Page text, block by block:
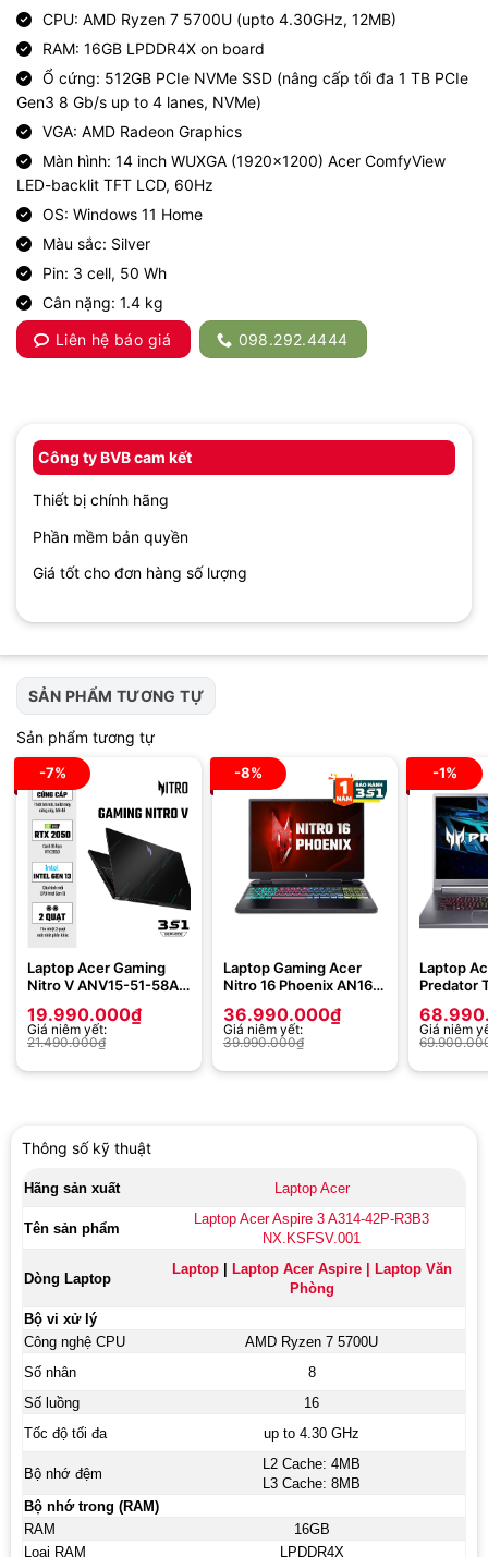
CPU: AMD Ryzen 7 5700U (upto 4.30GHz, 12MB)
RAM: 16GB LPDDR4X on board
Ổ cứng: 512GB PCIe NVMe SSD (nâng cấp tối đa 1 TB PCIe
Gen3 8 Gb/s up to 4 lanes, NVMe)
VGA: AMD Radeon Graphics
Màn hình: 14 inch WUXGA (1920×1200) Acer ComfyView
LED-backlit TFT LCD, 60Hz
OS: Windows 11 Home
Màu sắc: Silver
Pin: 3 cell, 50 Wh
Cân nặng: 1.4 kg
Liên hệ báo giá
098.292.4444
Công ty BVB cam kết
Thiết bị chính hãng
Phần mềm bản quyền
Giá tốt cho đơn hàng số lượng
SẢN PHẨM TƯƠNG TỰ
Sản phẩm tương tự
-7%
Laptop Acer Gaming
Nitro V ANV15-51-58AN
Core i5-13420H | 8GB |
512GB | RTX 2050 4GB
GDDR6 | 15.6 inch FHD |
Win 11 | Obsidian Black)
19.990.000₫
Giá niêm yết:
21.490.000₫
-8%
Laptop Gaming Acer
Nitro 16 Phoenix AN16-
NH.QLLSV.003 (AMD
Ryzen 7 7840HS | 16GB
| 512GB | RTX 4060
8GB | 16 inch WQXGA |
36.990.000₫
Giá niêm yết:
39.990.000₫
-1%
Laptop
Predator
i7-
Giá niêm
Thông số kỹ thuật
Hãng sản xuất Laptop Acer
Tên sản phẩm
Laptop Acer Aspire 3 A314-42P-R3B3
NX.KSFSV.001
Dòng Laptop
Laptop| Laptop Acer Aspire|
Laptop Văn
Phòng
Bộ vi xử lý
Công nghệ CPU
AMD Ryzen 7 5700U
Số nhân
8
Số luồng
16
Tốc độ tối đa
up to 4.30 GHz
Bộ nhớ đệm
L2 Cache: 4MB
L3 Cache: 8MB
Bộ nhớ trong (RAM)
RAM
16GB
Loại RAM
LPDDR4X